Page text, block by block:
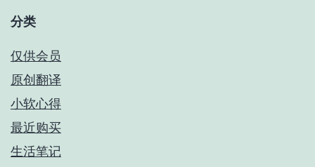
分类
仅供会员
原创翻译
小软心得
最近购买
生活笔记